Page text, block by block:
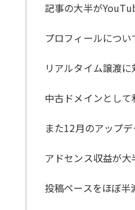
記事の大半が
プロフィールについ
リアルタイム譲渡
中古ドメインとして
また12月のアップ
アドセンス収益が
投稿ペースをほぼ